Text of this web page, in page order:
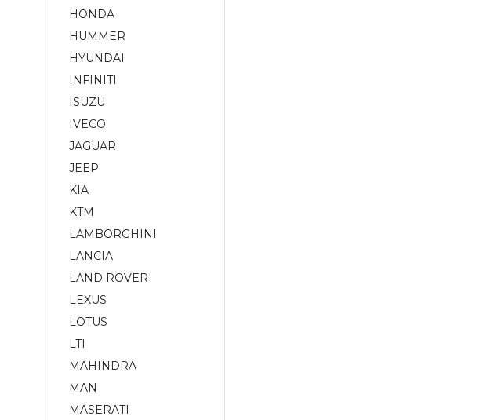
HONDA
HUMMER
HYUNDAI
INFINITI
ISUZU
IVECO
JAGUAR
JEEP
KIA
KTM
LAMBORGHINI
LANCIA
LAND ROVER
LEXUS
LOTUS
LTI
MAHINDRA
MAN
MASERATI